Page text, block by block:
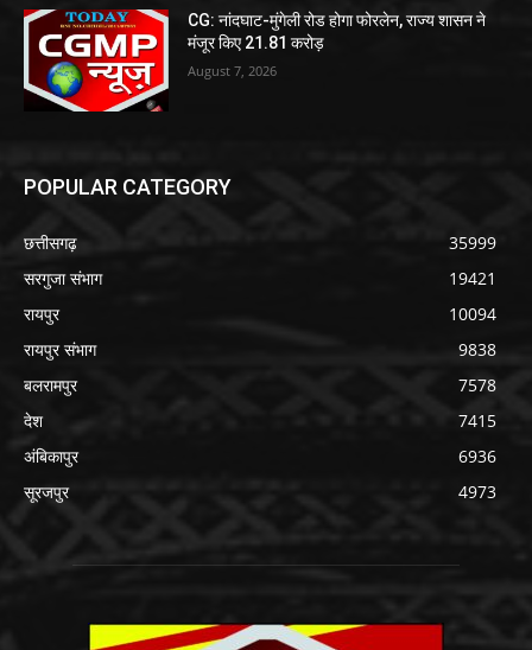
CG: नांदघाट-मुंगेली रोड होगा फोरलेन, राज्य शासन ने
मंजूर किए 21.81 करोड़
August 7, 2026
POPULAR CATEGORY
छत्तीसगढ़
35999
सरगुजा संभाग
19421
रायपुर
10094
रायपुर संभाग
9838
बलरामपुर
7578
देश
7415
अंबिकापुर
6936
सूरजपुर
4973